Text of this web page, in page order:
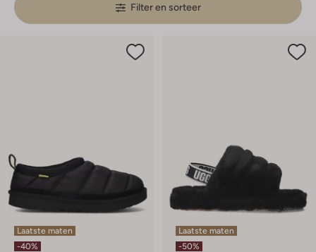
Filter en sorteer
Laatste maten
-40%
Laatste maten
-50%